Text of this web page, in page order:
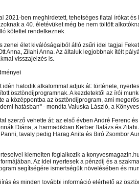
2021-ben meghirdetett, tehetséges fiatal írókat és
a 40. életévüket még be nem töltött
kötettel rendelkeznek.
zenei élet kiválóságaiból álló zsűri idei tagjai
Anna, Zilahi Anna. Az általuk legjobbnak ítélt
visszajelzés is.
idén hatodik alkalommal adjuk át: története,
ösztöndíjprogramnak. A kezdetektől az írói
a középpontba az ösztöndíjprogram, ami
hatásban" - mondta Valuska László, a
szerző vehette át: az első évben André Ferenc
Diána, a harmadikban Kerber Balázs és
tavaly pedig Harag Anita és Biró Zsombor
kiemelten foglalkozik a
Az idei nyertesek a pénzdíj és a
segítségére ismertségük növelésében és
és minden további információ elérhető az